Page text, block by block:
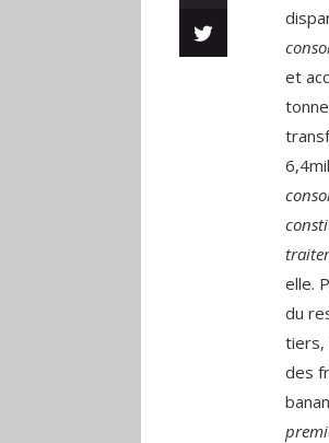
et
elle.
du
tiers,
des